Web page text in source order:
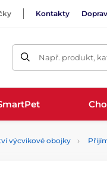
Kontakty
Např. produkt,
výcvikové obojky